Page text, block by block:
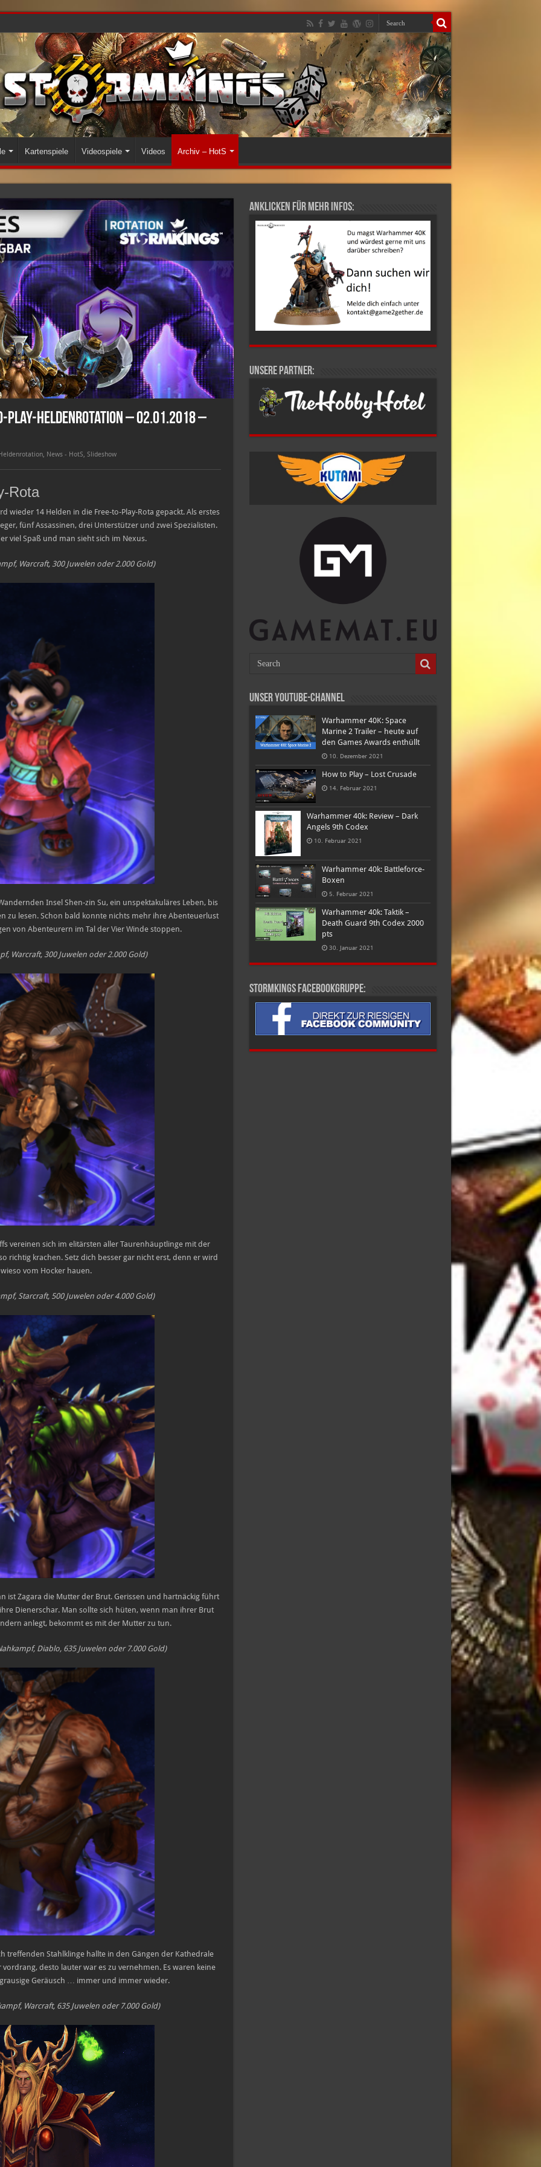
Kartenspiele Videospiele Videos Archiv – HotS
Play-Heldenrotation – 02.01.2018 –
Heldenrotation, News - HotS, Slideshow
Rota
wieder 14 Helden in die Free-to-Play-Rota gepackt. Als erstes
fünf Assassinen, drei Unterstützer und zwei Spezialisten.
viel Spaß und man sieht sich im Nexus.
Warcraft, 300 Juwelen oder 2.000 Gold)
Insel Shen-zin Su, ein unspektakuläres Leben, bis
zu lesen. Schon bald konnte nichts mehr ihre Abenteuerlust
von Abenteurern im Tal der Vier Winde stoppen.
Warcraft, 300 Juwelen oder 2.000 Gold)
vereinen sich im elitärsten aller Taurenhäuptlinge mit der
richtig krachen. Setz dich besser gar nicht erst, denn er wird
vom Hocker hauen.
Starcraft, 500 Juwelen oder 4.000 Gold)
ist Zagara die Mutter der Brut. Gerissen und hartnäckig führt
Dienerschar. Man sollte sich hüten, wenn man ihrer Brut
anlegt, bekommt es mit der Mutter zu tun.
Diablo, 635 Juwelen oder 7.000 Gold)
treffenden Stahlklinge hallte in den Gängen der Kathedrale
desto lauter war es zu vernehmen. Es waren keine
Geräusch … immer und immer wieder.
Warcraft, 635 Juwelen oder 7.000 Gold)
Anklicken für mehr Infos:
Unsere Partner:
Unser Youtube-Channel
Warhammer 40K: Space
Marine 2 Trailer – heute auf
den Games Awards enthüllt
10. Dezember 2021
How to Play – Lost Crusade
14. Februar 2021
Warhammer 40k: Review – Dark
Angels 9th Codex
10. Februar 2021
Warhammer 40k: Battleforce-
Boxen
5. Februar 2021
Warhammer 40k: Taktik –
Death Guard 9th Codex 2000
pts
30. Januar 2021
Stormkings Facebookgruppe: